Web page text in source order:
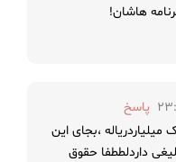
هاشان!
پاسخ
،بجای این
داردلططفا حقوق